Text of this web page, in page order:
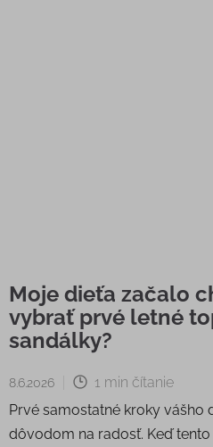
Moje dieťa začalo
vybrať prvé letné
sandálky?
8.6.2026
1 min čítanie
Prvé samostatné kroky vášho
dôvodom na radosť. Keď